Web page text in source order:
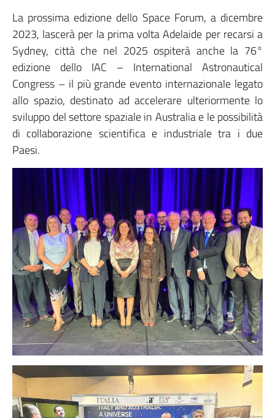
La prossima edizione dello Space Forum, a dicembre
2023, lascerà per la prima volta Adelaide per recarsi a
Sydney, città che nel 2025 ospiterà anche la 76°
edizione dello IAC – International Astronautical
Congress – il più grande evento internazionale legato
allo spazio, destinato ad accelerare ulteriormente lo
sviluppo del settore spaziale in Australia e le possibilità
di collaborazione scientifica e industriale tra i due
Paesi.